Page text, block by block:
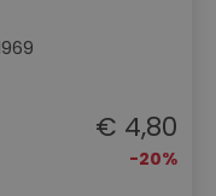
€ 4,80
-20%